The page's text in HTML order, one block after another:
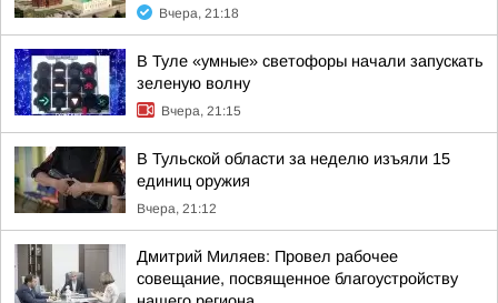
Вчера, 21:18
В Туле «умные» светофоры начали запускать
зеленую волну
Вчера, 21:15
В Тульской области за неделю изъяли 15
единиц оружия
Вчера, 21:12
Дмитрий Миляев: Провел рабочее
совещание, посвященное благоустройству